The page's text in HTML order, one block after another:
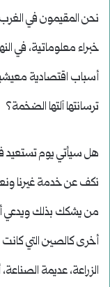
نحن المقيمون في
خبراء معلوماتية، في
أسباب اقتصادية
ترسانتها آلتها الضخمة؟
هل سيأتي يوم تستعيد
نكف عن خدمة غيرنا
من يشكك بذلك ويدعي
أخرى كالصين التي كانت
الزراعة، عديمة